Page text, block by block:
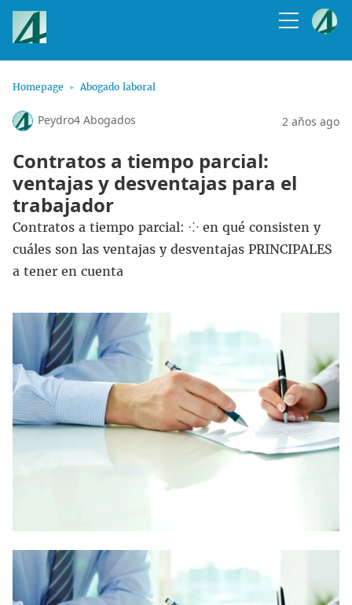
Homepage Abogado laboral
Peydro4 Abogados 2 años ago
Contratos a tiempo parcial:
ventajas y desventajas para el
trabajador
Contratos a tiempo parcial: ⁘ en qué consisten y
cuáles son las ventajas y desventajas PRINCIPALES
a tener en cuenta